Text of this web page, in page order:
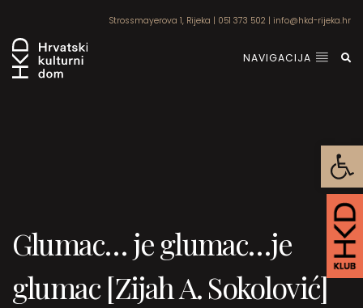
Strossmayerova 1, Rijeka | 051 373 502 | info@hkd-rijeka.hr
NAVIGACIJA
Glumac… je glumac…je
glumac [Zijah A. Sokolović]